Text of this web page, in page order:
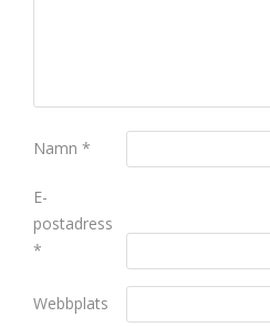
Namn *
E-
postadress
*
Webbplats